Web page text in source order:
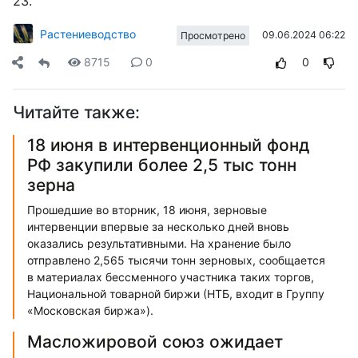
Растениеводство Просмотрено 09.06.2024 06:22
8715 0 0
Читайте также:
18 июня в интервенционный фонд
РФ закупили более 2,5 тыс тонн
зерна
Прошедшие во вторник, 18 июня, зерновые
интервенции впервые за несколько дней вновь
оказались результативными. На хранение было
отправлено 2,565 тысячи тонн зерновых, сообщается
в материалах бессменного участника таких торгов,
Национальной товарной биржи (НТБ, входит в Группу
«Московская биржа»).
Масложировой союз ожидает